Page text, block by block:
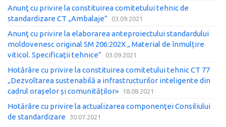
Anunţ cu privire la constituirea comitetului tehnic de
standardizare CT „Ambalaje”
03.09.2021
Anunţ cu privire la elaborarea anteproiectului standardului
moldovenesc original SM 206:202X „ Material de înmulțire
viticol. Specificații tehnice”
03.09.2021
Hotărâre cu privire la constituirea comitetului tehnic CT 77
„Dezvoltarea sustenabilă a infrastructurilor inteligente din
cadrul orașelor și comunităților»
18.08.2021
Hotărâre cu privire la actualizarea componenței Consiliului
de standardizare
30.07.2021